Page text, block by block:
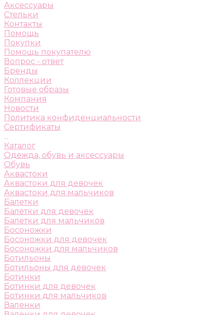
Аксессуары
Стельки
Контакты
Помощь
Покупки
Помощь покупателю
Вопрос - ответ
Бренды
Коллекции
Готовые образы
Компания
Новости
Политика конфиденциальности
Сертификаты
...
Каталог
Одежда, обувь и аксессуары
Обувь
Аквастоки
Аквастоки для девочек
Аквастоки для мальчиков
Балетки
Балетки для девочек
Балетки для мальчиков
Босоножки
Босоножки для девочек
Босоножки для мальчиков
Ботильоны
Ботильоны для девочек
Ботинки
Ботинки для девочек
Ботинки для мальчиков
Валенки